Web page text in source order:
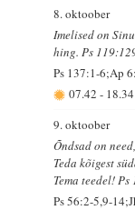
8. oktoober
Imelised on
hing. Ps
Ps 137:1-6;Ap
07.42- 18.34
9. oktoober
Õndsad on
Teda kõigest
Tema teedel! Ps
Ps 56:2-5,9-